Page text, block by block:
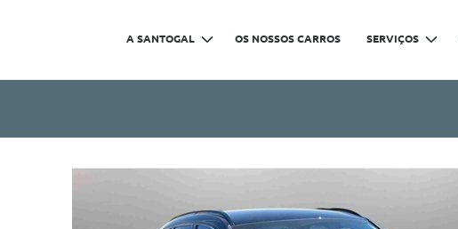
A SANTOGAL OS NOSSOS CARROS SERVIÇOS